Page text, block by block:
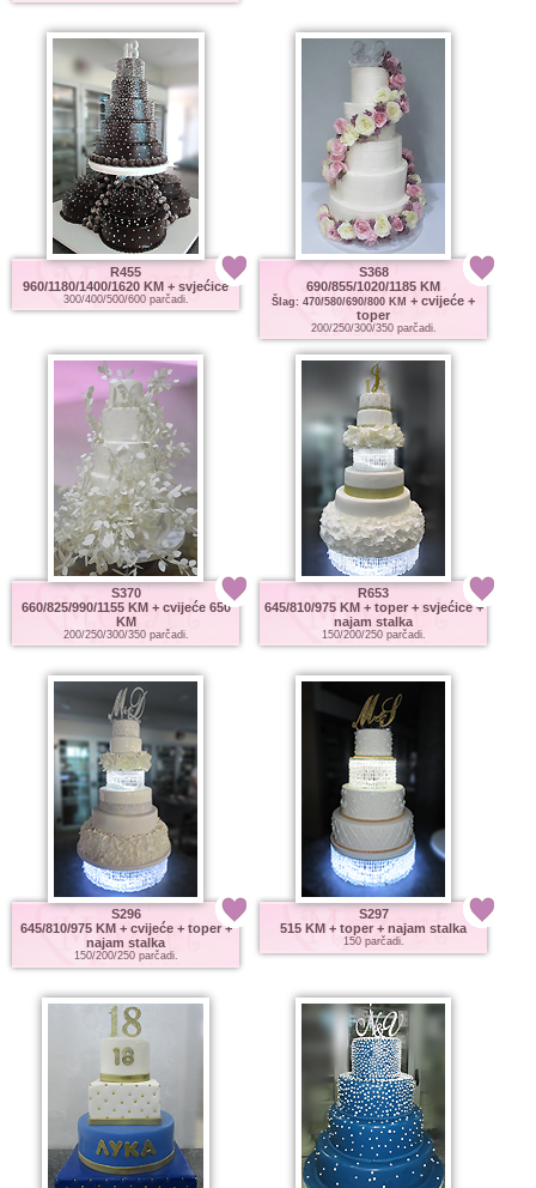
R455
960/1180/1400/1620 KM + svjećice
300/400/500/600 parčadi.
S368
690/855/1020/1185 KM
Šlag: 470/580/690/800 KM + cvijeće +
toper
200/250/300/350 parčadi.
S370
660/825/990/1155 KM+ cvijeće 650
KM
200/250/300/350 parčadi.
R653
645/810/975 KM+ toper + svjećice +
najam stalka
150/200/250 parčadi.
S296
645/810/975 KM + cvijeće + toper +
najam stalka
150/200/250 parčadi.
S297
515 KM + toper + najam stalka
150 parčadi.